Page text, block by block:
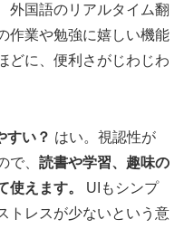
外国語のリアルタイム翻
作業や勉強に嬉しい機能
どに、便利さがじわじわ
すい？ はい。視認性が
で、 読書や学習、趣味の
使えます。
UIもシンプ
トレスが少ないという意